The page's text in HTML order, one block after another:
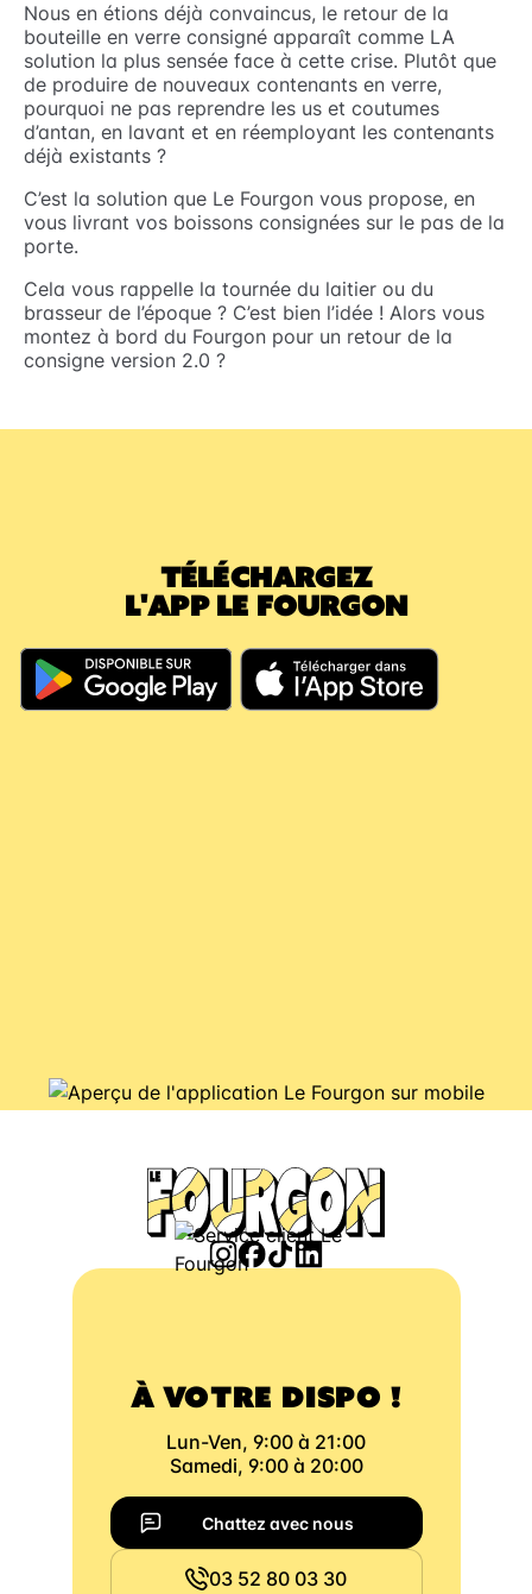
Nous en étions déjà convaincus, le retour de la
bouteille en verre consigné apparaît comme LA
solution la plus sensée face à cette crise. Plutôt que
de produire de nouveaux contenants en verre,
pourquoi ne pas reprendre les us et coutumes
d’antan, en lavant et en réemployant les contenants
déjà existants ?
C’est la solution que Le Fourgon vous propose, en
vous livrant vos boissons consignées sur le pas de la
porte.
Cela vous rappelle la tournée du laitier ou du
brasseur de l’époque ? C’est bien l’idée ! Alors vous
montez à bord du Fourgon pour un retour de la
consigne version 2.0 ?
TÉLÉCHARGEZ
L'APP LE FOURGON
À VOTRE DISPO !
Lun-Ven, 9:00 à 21:00
Samedi, 9:00 à 20:00
Chattez avec nous
03 52 80 03 30